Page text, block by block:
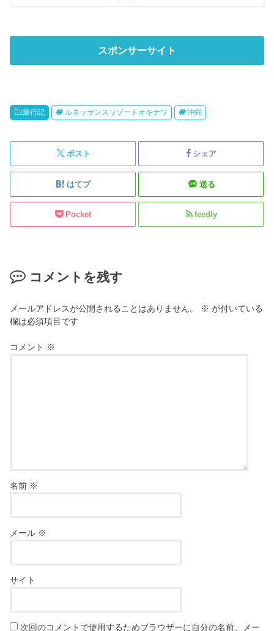
スポンサーサイト
旅行記 ルネッサンスリゾートオキナワ 沖縄
ポスト シェア
はてブ 送る
Pocket feedly
コメントを残す
メールアドレスが公開されることはありません。 ※ が付いている
欄は必須項目です
コメント ※
名前 ※
メール ※
サイト
次回のコメントで使用するためブラウザーに自分の名前、メー